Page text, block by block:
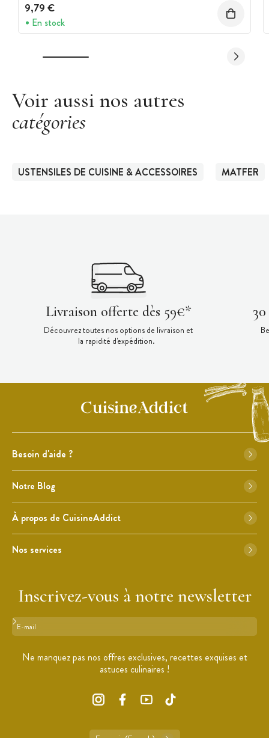
9,79 €
En stock
Voir aussi nos autres
catégories
USTENSILES DE CUISINE & ACCESSOIRES MATFER
Livraison offerte dès 59€*
Découvrez toutes nos options de livraison et
la rapidité d'expédition.
Besoin d'aide ?
Notre Blog
À propos de CuisineAddict
Nos services
Inscrivez-vous à notre newsletter
Format : adresse@email.com
Ne manquez pas nos offres exclusives, recettes exquises et
astuces culinaires !